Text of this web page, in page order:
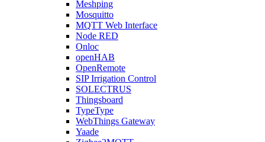
Meshping
Mosquitto
MQTT Web Interface
Node RED
Onloc
openHAB
OpenRemote
SIP Irrigation Control
SOLECTRUS
Thingsboard
TypeType
WebThings Gateway
Yaade